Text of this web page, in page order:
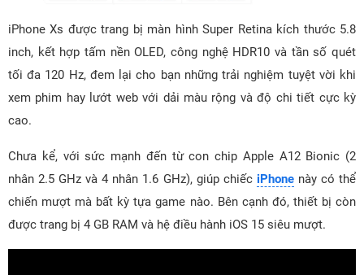
iPhone Xs được trang bị màn hình Super Retina kích thước 5.8
inch, kết hợp tấm nền OLED, công nghệ HDR10 và tần số quét
tối đa 120 Hz, đem lại cho bạn những trải nghiệm tuyệt vời khi
xem phim hay lướt web với dải màu rộng và độ chi tiết cực kỳ
cao.
Chưa kể, với sức mạnh đến từ con chip Apple A12 Bionic (2
nhân 2.5 GHz và 4 nhân 1.6 GHz), giúp chiếc iPhonenày có thể
chiến mượt mà bất kỳ tựa game nào. Bên cạnh đó, thiết bị còn
được trang bị 4 GB RAM và hệ điều hành iOS 15 siêu mượt.